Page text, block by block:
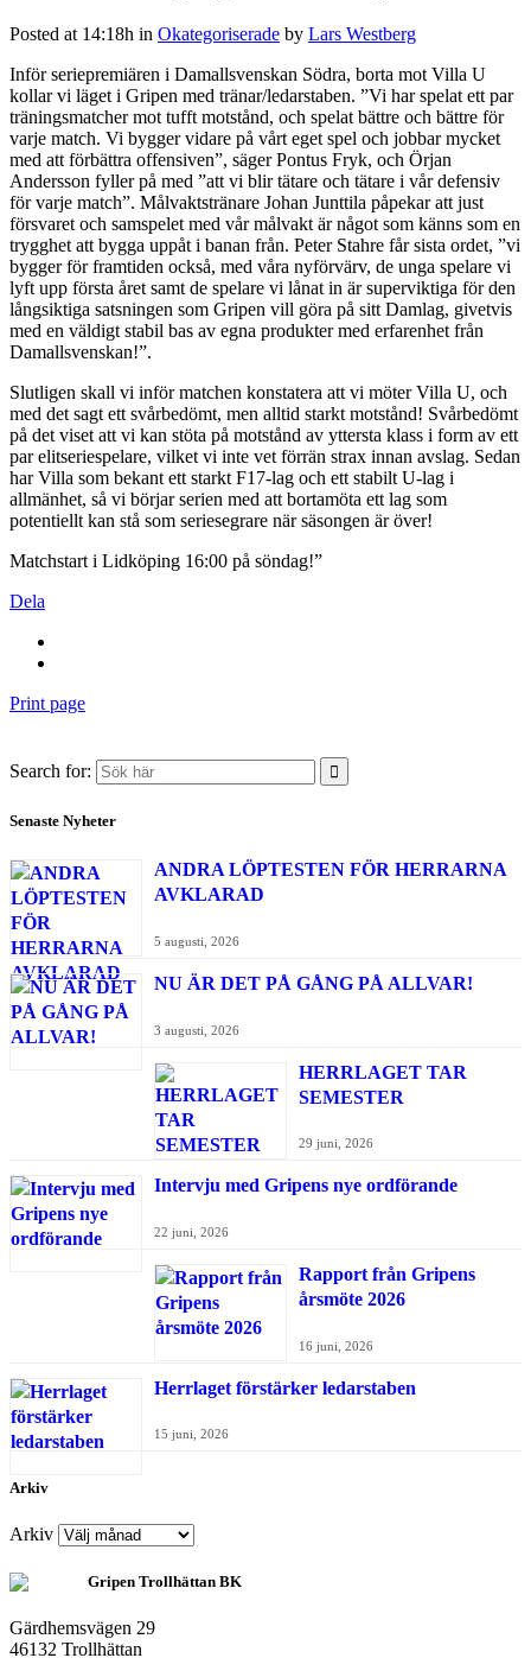
Posted at 14:18h in Okategoriserade by Lars Westberg
Inför seriepremiären i Damallsvenskan Södra, borta mot Villa U
kollar vi läget i Gripen med tränar/ledarstaben. ”Vi har spelat ett par
träningsmatcher mot tufft motstånd, och spelat bättre och bättre för
varje match. Vi bygger vidare på vårt eget spel och jobbar mycket
med att förbättra offensiven”, säger Pontus Fryk, och Örjan
Andersson fyller på med ”att vi blir tätare och tätare i vår defensiv
för varje match”. Målvaktstränare Johan Junttila påpekar att just
försvaret och samspelet med vår målvakt är något som känns som en
trygghet att bygga uppåt i banan från. Peter Stahre får sista ordet, ”vi
bygger för framtiden också, med våra nyförvärv, de unga spelare vi
lyft upp första året samt de spelare vi lånat in är superviktiga för den
långsiktiga satsningen som Gripen vill göra på sitt Damlag, givetvis
med en väldigt stabil bas av egna produkter med erfarenhet från
Damallsvenskan!”.
Slutligen skall vi inför matchen konstatera att vi möter Villa U, och
med det sagt ett svårbedömt, men alltid starkt motstånd! Svårbedömt
på det viset att vi kan stöta på motstånd av yttersta klass i form av ett
par elitseriespelare, vilket vi inte vet förrän strax innan avslag. Sedan
har Villa som bekant ett starkt F17-lag och ett stabilt U-lag i
allmänhet, så vi börjar serien med att bortamöta ett lag som
potentiellt kan stå som seriesegrare när säsongen är över!
Matchstart i Lidköping 16:00 på söndag!”
Dela
Print page
Search for:
Senaste Nyheter
ANDRA LÖPTESTEN FÖR HERRARNA
AVKLARAD
5 augusti, 2026
NU ÄR DET PÅ GÅNG PÅ ALLVAR!
3 augusti, 2026
HERRLAGET TAR
SEMESTER
29 juni, 2026
Intervju med Gripens nye ordförande
22 juni, 2026
Rapport från Gripens
årsmöte 2026
16 juni, 2026
Herrlaget förstärker ledarstaben
15 juni, 2026
Arkiv
Arkiv
Gripen Trollhättan BK
Gärdhemsvägen 29
46132 Trollhättan